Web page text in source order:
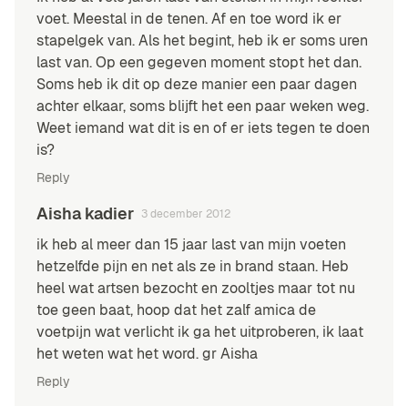
voet. Meestal in de tenen. Af en toe word ik er
stapelgek van. Als het begint, heb ik er soms uren
last van. Op een gegeven moment stopt het dan.
Soms heb ik dit op deze manier een paar dagen
achter elkaar, soms blijft het een paar weken weg.
Weet iemand wat dit is en of er iets tegen te doen
is?
Reply
Aisha kadier 3 december 2012
ik heb al meer dan 15 jaar last van mijn voeten
hetzelfde pijn en net als ze in brand staan. Heb
heel wat artsen bezocht en zooltjes maar tot nu
toe geen baat, hoop dat het zalf amica de
voetpijn wat verlicht ik ga het uitproberen, ik laat
het weten wat het word. gr Aisha
Reply